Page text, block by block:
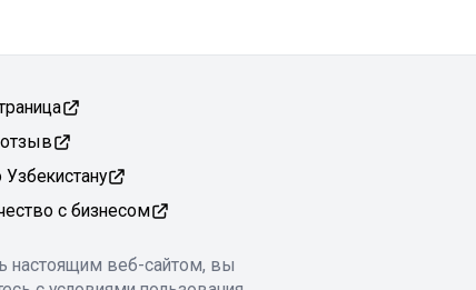
с бизнесом
настоящим веб-сайтом, вы